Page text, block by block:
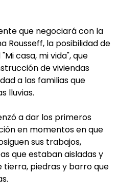
que negociará con la
Rousseff, la posibilidad de
casa, mi vida", que
de viviendas
a las familias que
lluvias.
a dar los primeros
en momentos en que
sus trabajos,
que estaban aisladas y
piedras y barro que